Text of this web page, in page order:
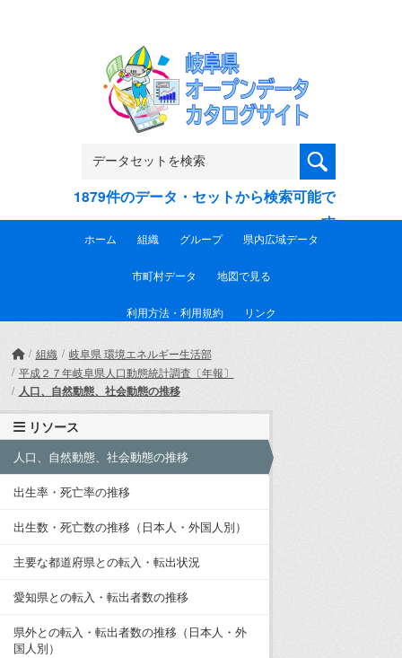
1879件のデータ・セットから検索可能で
す
ホーム 組織 グループ 県内広域データ
市町村データ 地図で見る
利用方法・利用規約 リンク
組織
岐阜県 環境エネルギー生活部
平成２７年岐阜県人口動態統計調査〔年報〕
人口、自然動態、社会動態の推移
リソース
人口、自然動態、社会動態の推移
出生率・死亡率の推移
出生数・死亡数の推移（日本人・外国人別）
主要な都道府県との転入・転出状況
愛知県との転入・転出者数の推移
県外との転入・転出者数の推移（日本人・外
国人別）